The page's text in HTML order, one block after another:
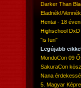
Darker Than
Eladnék!/
Hentai - 18
Highschool DxD
"is fun"
Legújabb
MondoCon 09
SakuraCon
Nana
5. Magyar